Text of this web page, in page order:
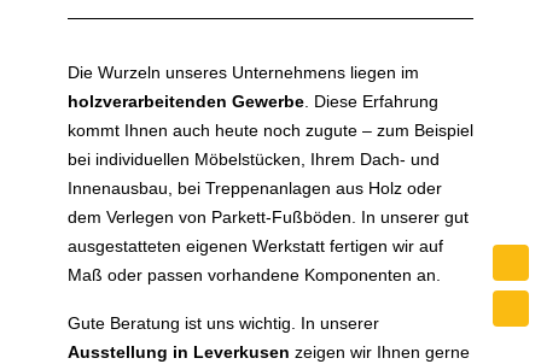
Die Wurzeln unseres Unternehmens liegen im
holzverarbeitenden Gewerbe. Diese Erfahrung
kommt Ihnen auch heute noch zugute – zum Beispiel
bei individuellen Möbelstücken, Ihrem Dach- und
Innenausbau, bei Treppenanlagen aus Holz oder
dem Verlegen von Parkett-Fußböden. In unserer gut
ausgestatteten eigenen Werkstatt fertigen wir auf
Maß oder passen vorhandene Komponenten an.
Gute Beratung ist uns wichtig. In unserer
Ausstellung in Leverkusen zeigen wir Ihnen gerne